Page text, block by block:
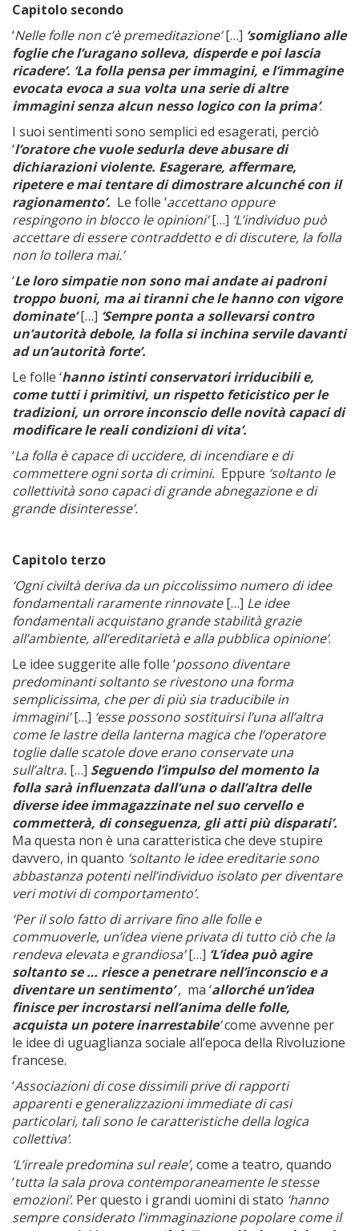
Capitolo secondo
‘Nelle folle non c’è premeditazione’[…] ‘somigliano alle
foglie che l’uragano solleva, disperde e poi lascia
ricadere’. ‘La folla pensa per immagini, e l’immagine
evocata evoca a sua volta una serie di altre
immagini senza alcun nesso logico con la prima’.
I suoi sentimenti sono semplici ed esagerati, perciò
‘l’oratore che vuole sedurla deve abusare di
dichiarazioni violente. Esagerare, affermare,
ripetere e mai tentare di dimostrare alcunché con il
ragionamento’. Le folle ‘accettano oppure
respingono in blocco le opinioni’[…] ‘L’individuo può
accettare di essere contraddetto e di discutere, la folla
non lo tollera mai.’
‘Le loro simpatie non sono mai andate ai padroni
troppo buoni, ma ai tiranni che le hanno con vigore
dominate’[…] ‘Sempre ponta a sollevarsi contro
un’autorità debole, la folla si inchina servile davanti
ad un’autorità forte’.
Le folle ‘hanno istinti conservatori irriducibili e,
come tutti i primitivi, un rispetto feticistico per le
tradizioni, un orrore inconscio delle novità capaci di
modificare le reali condizioni di vita’.
‘La folla è capace di uccidere, di incendiare e di
commettere ogni sorta di crimini. Eppure ‘soltanto le
collettività sono capaci di grande abnegazione e di
grande disinteresse’.
Capitolo terzo
‘Ogni civiltà deriva da un piccolissimo numero di idee
fondamentali raramente rinnovate[…] Le idee
fondamentali acquistano grande stabilità grazie
all’ambiente, all’ereditarietà e alla pubblica opinione’.
Le idee suggerite alle folle ‘possono diventare
predominanti soltanto se rivestono una forma
semplicissima, che per di più sia traducibile in
immagini’[…] ‘esse possono sostituirsi l’una all’altra
come le lastre della lanterna magica che l’operatore
toglie dalle scatole dove erano conservate una
sull’altra. […] Seguendo l’impulso del momento la
folla sarà influenzata dall’una o dall’altra delle
diverse idee immagazzinate nel suo cervello e
commetterà, di conseguenza, gli atti più disparati’.
Ma questa non è una caratteristica che deve stupire
davvero, in quanto ‘soltanto le idee ereditarie sono
abbastanza potenti nell’individuo isolato per diventare
veri motivi di comportamento’.
‘Per il solo fatto di arrivare fino alle folle e
commuoverle, un’idea viene privata di tutto ciò che la
rendeva elevata e grandiosa’[…] ‘L’idea può agire
soltanto se … riesce a penetrare nell’inconscio e a
diventare un sentimento’, ma ‘allorché un’idea
finisce per incrostarsi nell’anima delle folle,
acquista un potere inarrestabile’come avvenne per
le idee di uguaglianza sociale all’epoca della Rivoluzione
francese.
‘Associazioni di cose dissimili prive di rapporti
apparenti e generalizzazioni immediate di casi
particolari, tali sono le caratteristiche della logica
collettiva’.
‘L’irreale predomina sul reale’, come a teatro, quando
‘tutta la sala prova contemporaneamente le stesse
emozioni’. Per questo i grandi uomini di stato ‘hanno
sempre considerato l’immaginazione popolare come il